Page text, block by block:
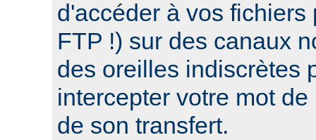
d'accéder à vos fichiers
FTP !) sur des canaux
des oreilles indiscrètes
intercepter votre mot
de son transfert.